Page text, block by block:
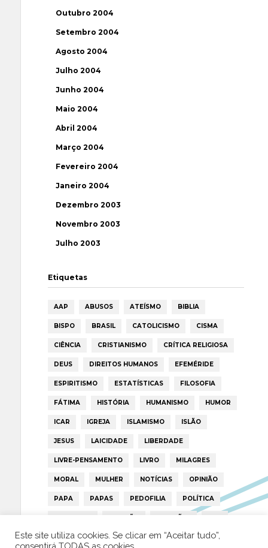
Outubro 2004
Setembro 2004
Agosto 2004
Julho 2004
Junho 2004
Maio 2004
Abril 2004
Março 2004
Fevereiro 2004
Janeiro 2004
Dezembro 2003
Novembro 2003
Julho 2003
Etiquetas
AAP ABUSOS ATEÍSMO BIBLIA
BISPO BRASIL CATOLICISMO CISMA
CIÊNCIA CRISTIANISMO CRÍTICA RELIGIOSA
DEUS DIREITOS HUMANOS EFEMÉRIDE
ESPIRITISMO ESTATÍSTICAS FILOSOFIA
FÁTIMA HISTÓRIA HUMANISMO HUMOR
ICAR IGREJA ISLAMISMO ISLÃO
JESUS LAICIDADE LIBERDADE
LIVRE-PENSAMENTO LIVRO MILAGRES
MORAL MULHER NOTÍCIAS OPINIÃO
PAPA PAPAS PEDOFILIA POLÍTICA
PORTUGAL RELIGIÃO RELIGIÕES RTP
TRUMP VATICANO
Este site utiliza cookies. Se clicar em “Aceitar tudo”,
consentirá TODAS as cookies.